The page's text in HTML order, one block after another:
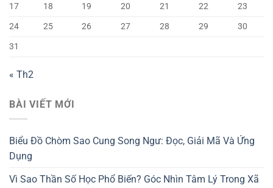
17
18 19 20 21 22
23
24
25 26 27 28 29
30
31
« Th2
BÀI VIẾT MỚI
Biểu Đồ Chòm Sao Cung Song Ngư: Đọc, Giải Mã Và Ứng
Dụng
Vì Sao Thần Số Học Phổ Biến? Góc Nhìn Tâm Lý Trong Xã